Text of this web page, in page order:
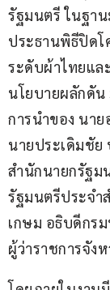
รัฐมนตรี ในฐา
ประธานพิธีปิดโ
ระดับผ้าไทยแ
นโยบายผลักดัน
การนำของ นา
นายประเดิมชั
สำนักนายกรัฐม
รัฐมนตรีประจำ
เกษม อธิบดีกร
ผู้ว่าราชการจัง